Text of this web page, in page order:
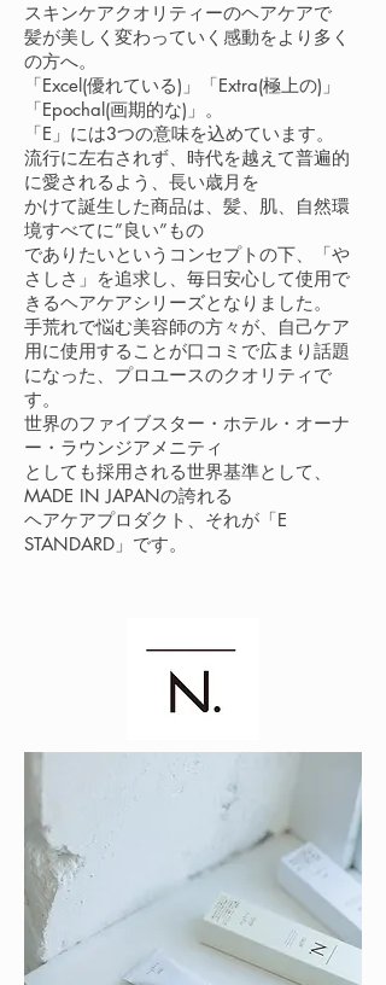
スキンケアクオリティーのヘアケアで
髪が美しく変わっていく感動をより多く
の方へ。
「Excel(優れている)」「Extra(極上の)」
「Epochal(画期的な)」。
「E」には3つの意味を込めています。
流行に左右されず、時代を越えて普遍的
に愛されるよう、長い歳月を
かけて誕生した商品は、髪、肌、自然環
境すべてに”良い”もの
でありたいというコンセプトの下、「や
さしさ」を追求し、毎日安心して使用で
きるヘアケアシリーズとなりました。
手荒れで悩む美容師の方々が、自己ケア
用に使用することが口コミで広まり話題
になった、プロユースのクオリティで
す。
世界のファイブスター・ホテル・オーナ
ー・ラウンジアメニティ
としても採用される世界基準として、
MADE IN JAPANの誇れる
ヘアケアプロダクト、それが「E
STANDARD」です。